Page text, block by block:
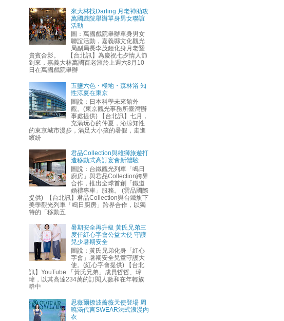
來大林找Darling 月老神助攻
萬國戲院舉辦單身男女聯誼
活動
圖：萬國戲院舉辦單身男女
聯誼活動，嘉義縣文化觀光
局副局長李茂鍾化身月老暨
貴賓合影。 【台北訊】為慶祝七夕情人節
到來，嘉義大林萬國百老滙於上週六8月10
日在萬國戲院舉辦
五鹽六色・極地・森林浴 知
性涼夏在東京
圖說：日本科學未來館外
觀。(東京觀光事務所臺灣辦
事處提供) 【台北訊】七月，
充滿玩心的仲夏，沁涼知性
的東京城市漫步，滿足大小孩的暑假，走進
繽紛
君品Collection與雄獅旅遊打
造移動式高訂宴會新體驗
圖說：台鐵觀光列車「鳴日
廚房」與君品Collection跨界
合作，推出全球首創「鐵道
婚禮專車」服務。 (雲品國際
提供) 【台北訊】君品Collection與台鐵旗下
美學觀光列車「鳴日廚房」跨界合作，以獨
特的「移動五
暑期安全再升級 黃氏兄弟三
度任紅心字會公益大使 守護
兒少暑期安全
圖說：黃氏兄弟化身「紅心
字會」暑期安全兒童守護大
使。(紅心字會提供) 【台北
訊】YouTube 「黃氏兄弟」成員哲哲、瑋
瑋，以其高達234萬的訂閱人數和在年輕族
群中
思薇爾撩波薔薇天使登場 周
曉涵代言SWEAR法式浪漫內
衣